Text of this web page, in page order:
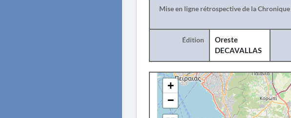
Mise en ligne rétrospective de la
Édition
Oreste
DECAVALLAS
+
−